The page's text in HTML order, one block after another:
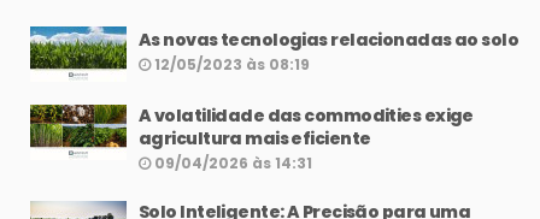
As novas tecnologias relacionadas ao solo
12/05/2023 às 08:19
A volatilidade das commodities exige
agricultura mais eficiente
09/04/2026 às 14:31
Solo Inteligente: A Precisão para uma